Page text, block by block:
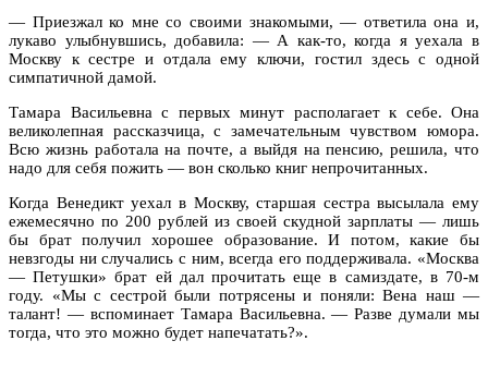
— Приезжал ко мне со своими знакомыми, — ответила она и,
лукаво улыбнувшись, добавила: — А как-то, когда я уехала в
Москву к сестре и отдала ему ключи, гостил здесь с одной
симпатичной дамой.
Тамара Васильевна с первых минут располагает к себе. Она
великолепная рассказчица, с замечательным чувством юмора.
Всю жизнь работала на почте, а выйдя на пенсию, решила, что
надо для себя пожить — вон сколько книг непрочитанных.
Когда Венедикт уехал в Москву, старшая сестра высылала ему
ежемесячно по 200 рублей из своей скудной зарплаты — лишь
бы брат получил хорошее образование. И потом, какие бы
невзгоды ни случались с ним, всегда его поддерживала. «Москва
— Петушки» брат ей дал прочитать еще в самиздате, в 70-м
году. «Мы с сестрой были потрясены и поняли: Вена наш —
талант! — вспоминает Тамара Васильевна. — Разве думали мы
тогда, что это можно будет напечатать?».